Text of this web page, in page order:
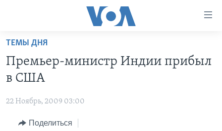
Перейти
основной
контент
навигации
ПРОГРАММЫ
НОВОСТИ ЗА МИНУТУ
ИТОГИ
УЧИМ АНГЛИЙСКИЙ
НАША АМЕРИКАНСКАЯ ИСТОРИЯ
ЭКСПЕРТИЗА
ИНТЕРВЬЮ
ТЕМЫ ДНЯ
Премьер-министр Индии прибыл
в США
22 Ноябрь, 2009 03:00
Поделиться